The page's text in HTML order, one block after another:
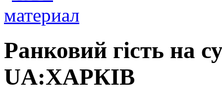
Ранковий гість на
UA:ХАРКІВ